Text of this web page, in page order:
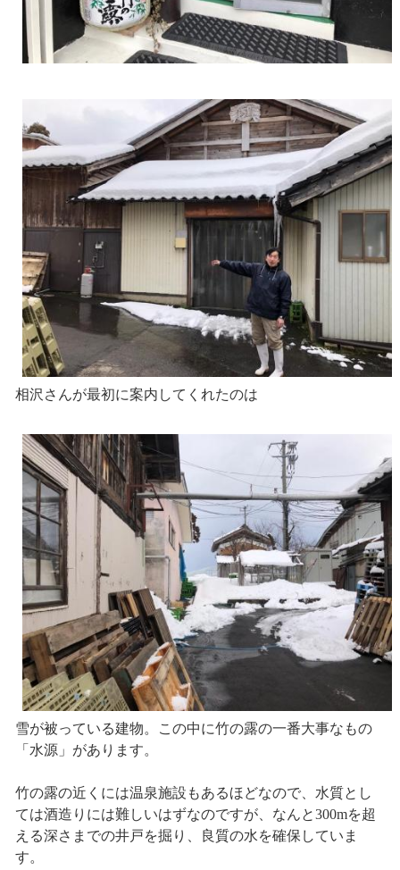
相沢さんが最初に案内してくれたのは
雪が被っている建物。この中に竹の露の一番大事なもの
「水源」があります。
竹の露の近くには温泉施設もあるほどなので、水質とし
ては酒造りには難しいはずなのですが、なんと300mを超
える深さまでの井戸を掘り、良質の水を確保していま
す。